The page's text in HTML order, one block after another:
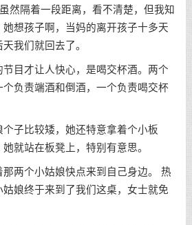
然隔着一段距离，看不清楚，但我知
想孩子啊，当妈的离开孩子十多天
我们就回去了。
目才让人快心，是喝交杯酒。两个
负责端酒和倒酒，一个负责喝交杯
子比较矮，她还特意拿着个小板
就站在板凳上，特别有意思。
两个小姑娘快点来到自己身边。 热
娘终于来到了我们这桌，女士就免